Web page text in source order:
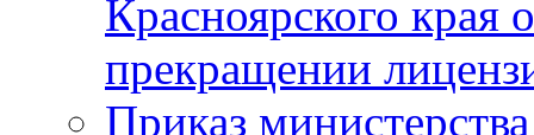
Красноярского
прекращении
Приказ